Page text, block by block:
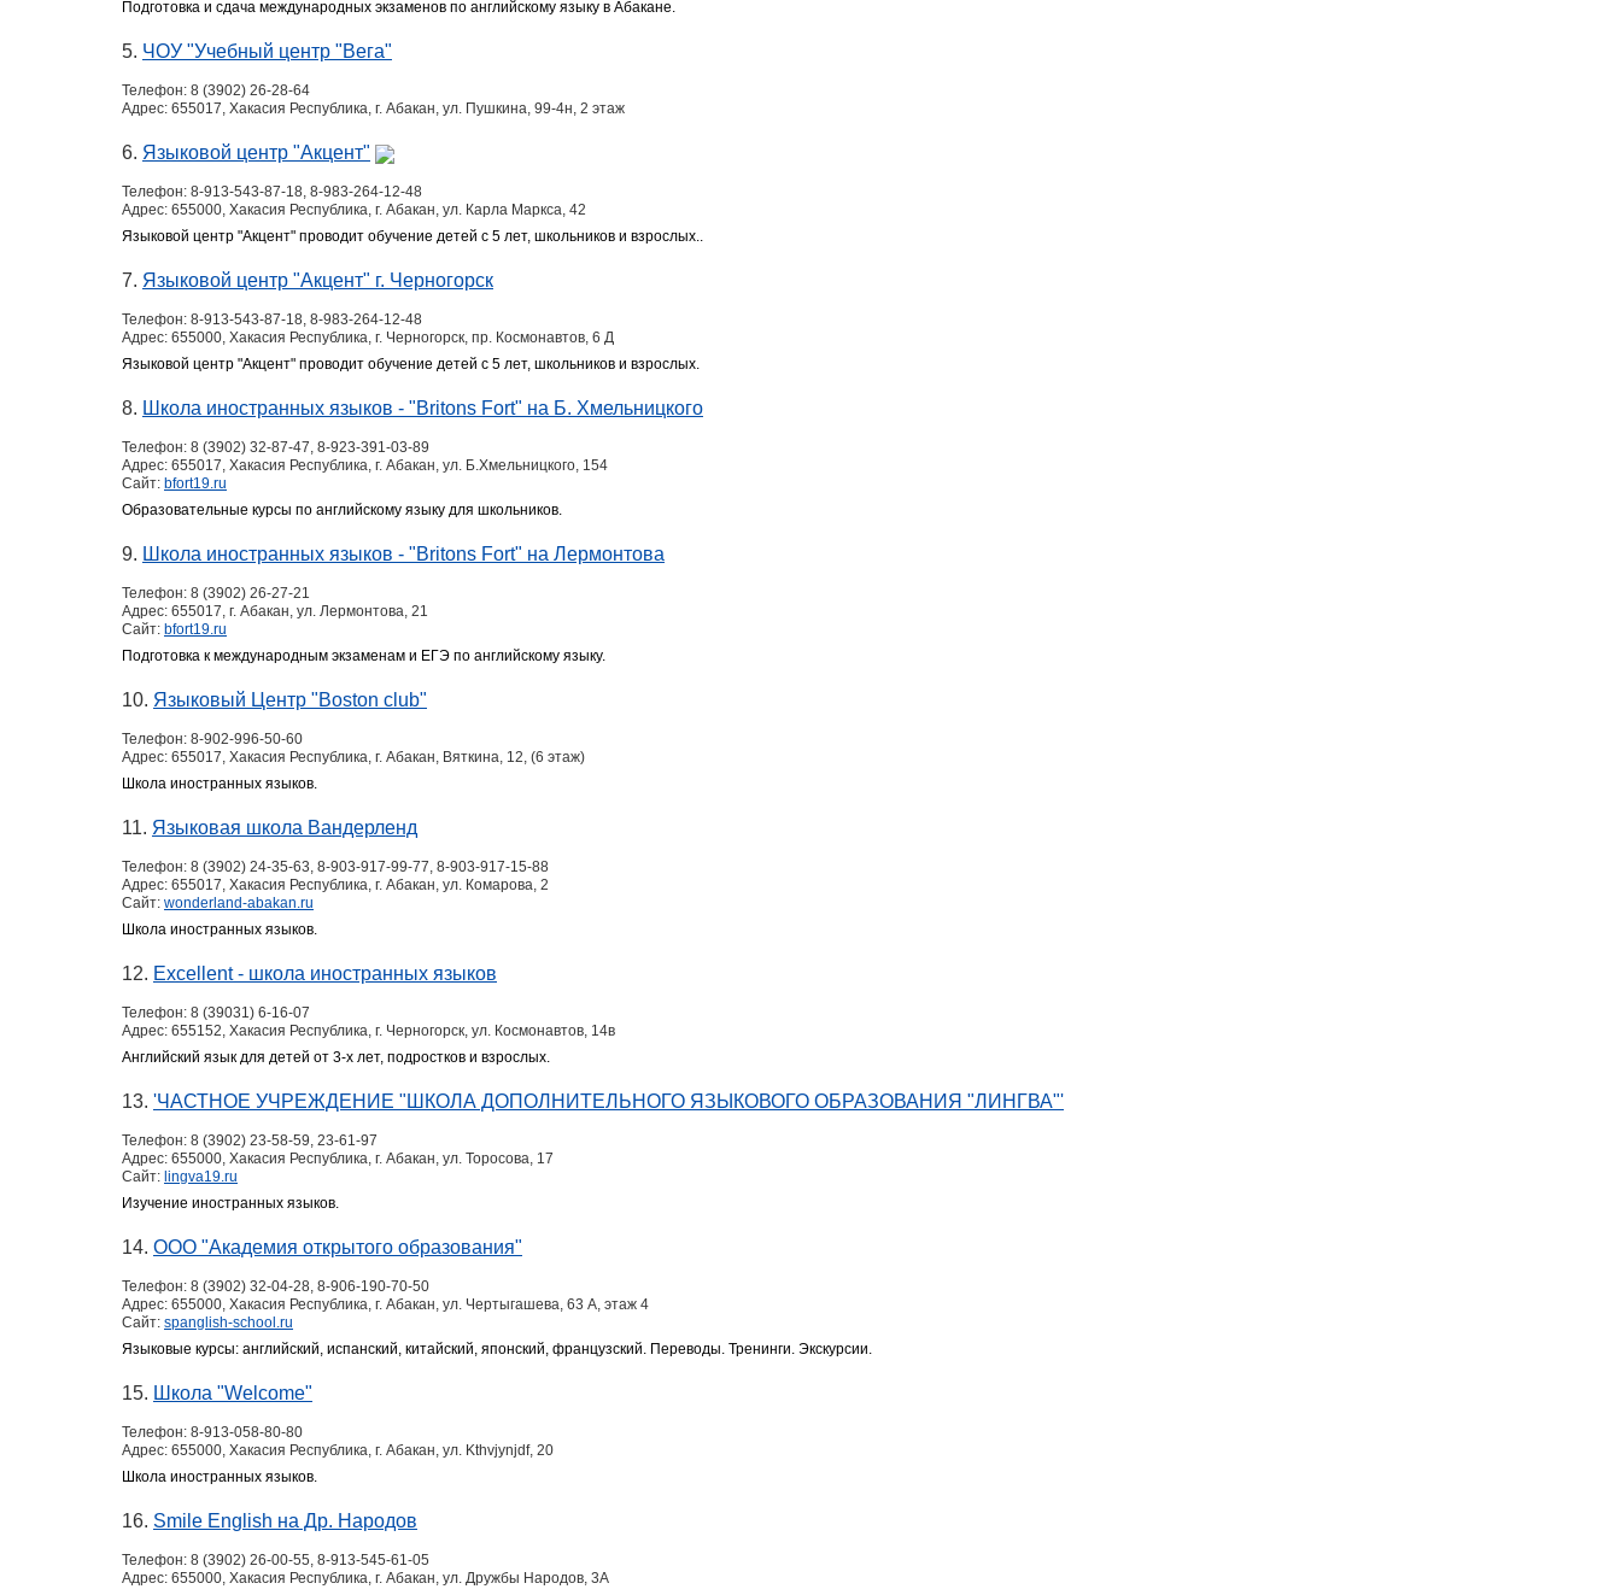
Подготовка и сдача международных экзаменов по английскому языку в Абакане.
5. ЧОУ "Учебный центр "Вега"
Телефон: 8 (3902) 26-28-64
Адрес: 655017, Хакасия Республика, г. Абакан, ул. Пушкина, 99-4н, 2 этаж
6. Языковой центр "Акцент"
Телефон: 8-913-543-87-18, 8-983-264-12-48
Адрес: 655000, Хакасия Республика, г. Абакан, ул. Карла Маркса, 42
Языковой центр "Акцент" проводит обучение детей с 5 лет, школьников и взрослых..
7. Языковой центр "Акцент" г. Черногорск
Телефон: 8-913-543-87-18, 8-983-264-12-48
Адрес: 655000, Хакасия Республика, г. Черногорск, пр. Космонавтов, 6 Д
Языковой центр "Акцент" проводит обучение детей с 5 лет, школьников и взрослых.
8. Школа иностранных языков - "Britons Fort" на Б. Хмельницкого
Телефон: 8 (3902) 32-87-47, 8-923-391-03-89
Адрес: 655017, Хакасия Республика, г. Абакан, ул. Б.Хмельницкого, 154
Сайт: bfort19.ru
Образовательные курсы по английскому языку для школьников.
9. Школа иностранных языков - "Britons Fort" на Лермонтова
Телефон: 8 (3902) 26-27-21
Адрес: 655017, г. Абакан, ул. Лермонтова, 21
Сайт: bfort19.ru
Подготовка к международным экзаменам и ЕГЭ по английскому языку.
10. Языковый Центр "Boston club"
Телефон: 8-902-996-50-60
Адрес: 655017, Хакасия Республика, г. Абакан, Вяткина, 12, (6 этаж)
Школа иностранных языков.
11. Языковая школа Вандерленд
Телефон: 8 (3902) 24-35-63, 8-903-917-99-77, 8-903-917-15-88
Адрес: 655017, Хакасия Республика, г. Абакан, ул. Комарова, 2
Сайт: wonderland-abakan.ru
Школа иностранных языков.
12. Excellent - школа иностранных языков
Телефон: 8 (39031) 6-16-07
Адрес: 655152, Хакасия Республика, г. Черногорск, ул. Космонавтов, 14в
Английский язык для детей от 3-х лет, подростков и взрослых.
13. 'ЧАСТНОЕ УЧРЕЖДЕНИЕ "ШКОЛА ДОПОЛНИТЕЛЬНОГО ЯЗЫКОВОГО ОБРАЗОВАНИЯ "ЛИНГВА"'
Телефон: 8 (3902) 23-58-59, 23-61-97
Адрес: 655000, Хакасия Республика, г. Абакан, ул. Торосова, 17
Сайт: lingva19.ru
Изучение иностранных языков.
14. ООО "Академия открытого образования"
Телефон: 8 (3902) 32-04-28, 8-906-190-70-50
Адрес: 655000, Хакасия Республика, г. Абакан, ул. Чертыгашева, 63 А, этаж 4
Сайт: spanglish-school.ru
Языковые курсы: английский, испанский, китайский, японский, французский. Переводы. Тренинги. Экскурсии.
15. Школа "Welcome"
Телефон: 8-913-058-80-80
Адрес: 655000, Хакасия Республика, г. Абакан, ул. Kthvjynjdf, 20
Школа иностранных языков.
16. Smile English на Др. Народов
Телефон: 8 (3902) 26-00-55, 8-913-545-61-05
Адрес: 655000, Хакасия Республика, г. Абакан, ул. Дружбы Народов, 3А